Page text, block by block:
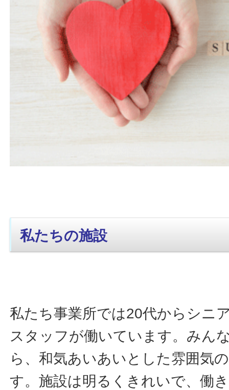
私たちの施設
私たち事業所では20代からシニ
スタッフが働いています。みん
ら、和気あいあいとした雰囲気
す。施設は明るくきれいで、働